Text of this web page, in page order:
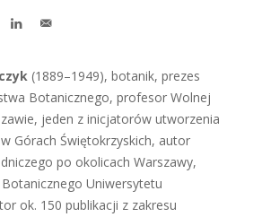
(1889–1949), botanik, prezes
Botanicznego, profesor Wolnej
jeden z inicjatorów utworzenia
Górach Świętokrzyskich, autor
po okolicach Warszawy,
Uniwersytetu
ok. 150 publikacji z zakresu